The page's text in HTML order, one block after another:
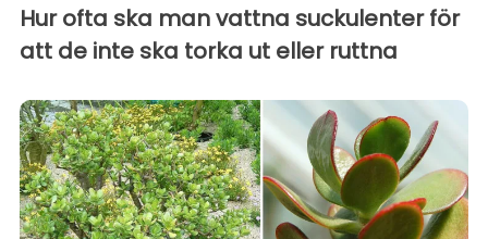
Hur ofta ska man vattna suckulenter för
att de inte ska torka ut eller ruttna